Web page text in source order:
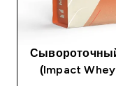
(Impact